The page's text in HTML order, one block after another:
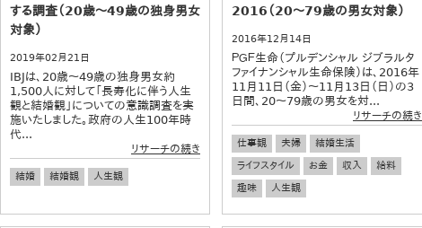
する調査（20歳～49歳の独身男女
対象）
2019年02月21日
IBJは、20歳～49歳の独身男女約
1,500人に対して「長寿化に伴う人生
観と結婚観」についての意識調査を実
施いたしました。政府の人生100年時
代...
リサーチの続き
結婚 結婚観 人生観
2016（20～79歳の男女対象）
2016年12月14日
ＰＧＦ生命（プルデンシャル ジブラルタ
ファイナンシャル生命保険）は、2016年
11月11日（金）～11月13日（日）の3
日間、20～79歳の男女を対...
リサーチの続き
仕事観 夫婦
結婚生活
ライフスタイル
お金 収入
給料
趣味
人生観